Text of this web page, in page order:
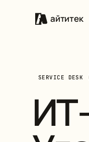
айтитек
SERVICE DESK